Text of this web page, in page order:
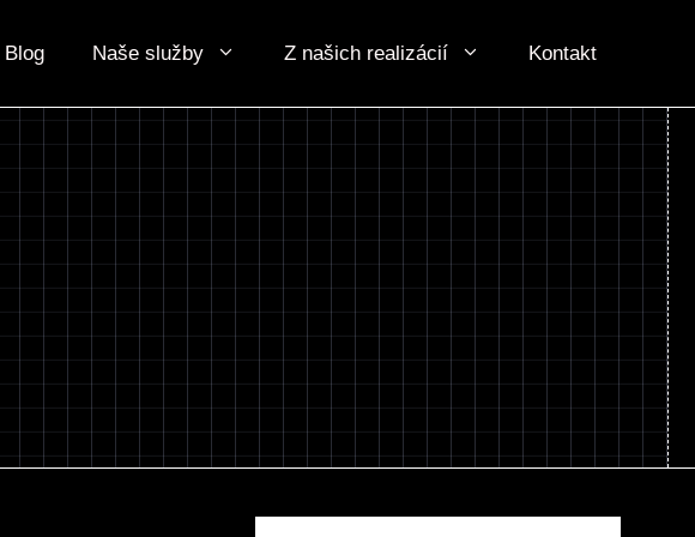
Blog Naše služby Z našich realizácií Kontakt